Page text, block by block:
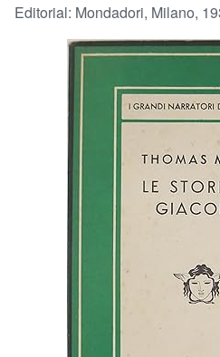
Libros antiguos
Arte y coleccionismo
Vendedores
Comenzar a vender
Editorial: Mondadori, Milano,